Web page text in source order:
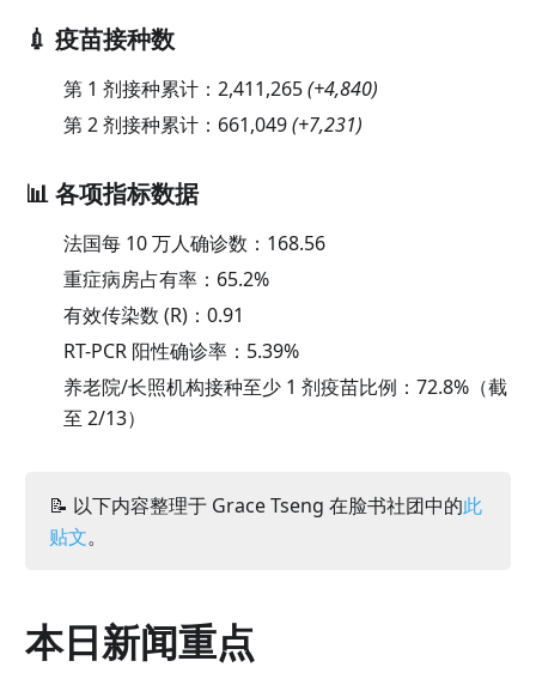
💉 疫苗接种数
第 1 剂接种累计： 2,411,265(+4,840)
第 2 剂接种累计： 661,049(+7,231)
📊 各项指标数据
法国每 10 万人确诊数： 168.56
重症病房占有率： 65.2%
有效传染数 (R)： 0.91
RT-PCR 阳性确诊率： 5.39%
养老院/长照机构接种至少 1 剂疫苗比例：72.8%（截
至 2/13）
📝 以下内容整理于 Grace Tseng 在脸书社团中的此
贴文。
本日新闻重点